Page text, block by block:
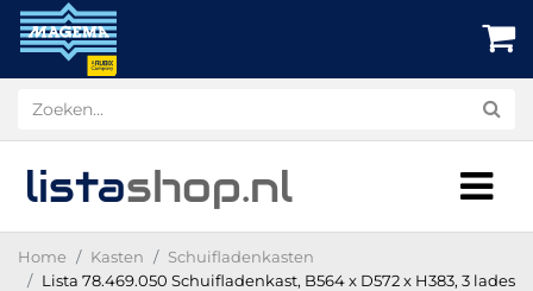
listashop.nl
Home Kasten
Schuifladenkasten
Lista 78.469.050 Schuifladenkast, B564 x D572 x H383, 3 lades